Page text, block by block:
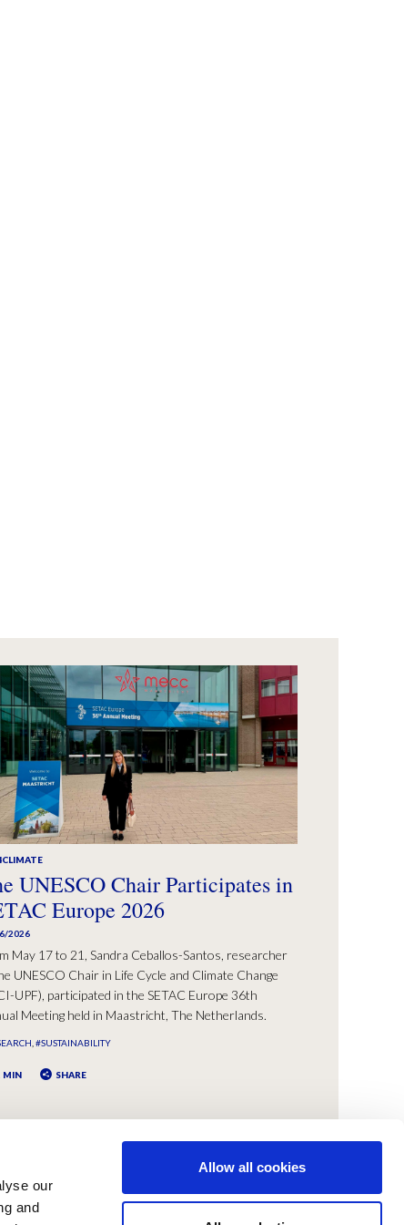
our
and
Allow all cookies
UNESCO Chair Participates in
Europe 2026
2026
May 17 to 21, Sandra Ceballos-Santos, researcher
UNESCO Chair in Life Cycle and Climate Change
UPF), participated in the SETAC Europe 36th
Meeting held in Maastricht, The Netherlands.
#SUSTAINABILITY
MIN SHARE